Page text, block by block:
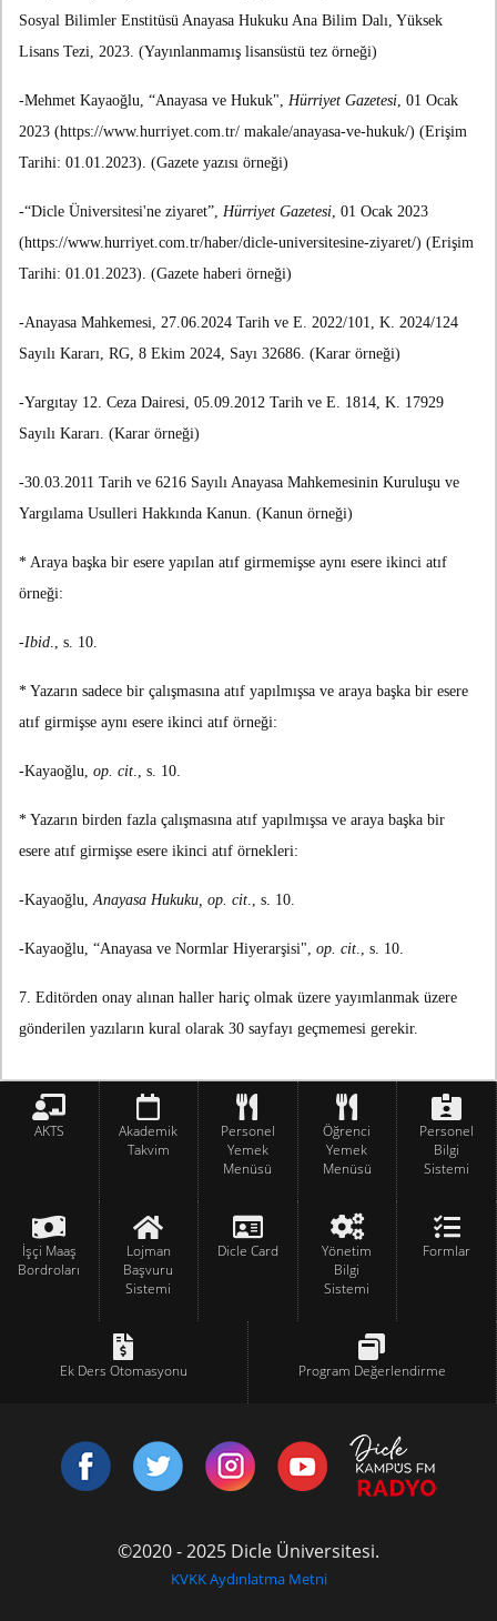
Sosyal Bilimler Enstitüsü Anayasa Hukuku Ana Bilim Dalı, Yüksek
Lisans Tezi, 2023. (Yayınlanmamış lisansüstü tez örneği)
-Mehmet Kayaoğlu, “Anayasa ve Hukuk", Hürriyet Gazetesi, 01 Ocak
2023 (https://www.hurriyet.com.tr/ makale/anayasa-ve-hukuk/) (Erişim
Tarihi: 01.01.2023). (Gazete yazısı örneği)
-“Dicle Üniversitesi'ne ziyaret”, Hürriyet Gazetesi, 01 Ocak 2023
(https://www.hurriyet.com.tr/haber/dicle-universitesine-ziyaret/) (Erişim
Tarihi: 01.01.2023). (Gazete haberi örneği)
-Anayasa Mahkemesi, 27.06.2024 Tarih ve E. 2022/101, K. 2024/124
Sayılı Kararı, RG, 8 Ekim 2024, Sayı 32686. (Karar örneği)
-Yargıtay 12. Ceza Dairesi, 05.09.2012 Tarih ve E. 1814, K. 17929
Sayılı Kararı. (Karar örneği)
-30.03.2011 Tarih ve 6216 Sayılı Anayasa Mahkemesinin Kuruluşu ve
Yargılama Usulleri Hakkında Kanun. (Kanun örneği)
* Araya başka bir esere yapılan atıf girmemişse aynı esere ikinci atıf
örneği:
-Ibid., s. 10.
* Yazarın sadece bir çalışmasına atıf yapılmışsa ve araya başka bir esere
atıf girmişse aynı esere ikinci atıf örneği:
-Kayaoğlu, op. cit., s. 10.
* Yazarın birden fazla çalışmasına atıf yapılmışsa ve araya başka bir
esere atıf girmişse esere ikinci atıf örnekleri:
-Kayaoğlu,Anayasa Hukuku, op. cit., s. 10.
-Kayaoğlu, “Anayasa ve Normlar Hiyerarşisi", op. cit., s. 10.
7. Editörden onay alınan haller hariç olmak üzere yayımlanmak üzere
gönderilen yazıların kural olarak 30 sayfayı geçmemesi gerekir.
AKTS
Akademik
Takvim
Personel
Yemek
Menüsü
Öğrenci
Yemek
Menüsü
Personel
Bilgi
Sistemi
İşçi Maaş
Bordroları
Lojman
Başvuru
Sistemi
Dicle Card
Yönetim
Bilgi
Sistemi
Formlar
Ek Ders Otomasyonu Program Değerlendirme
©2020 - 2025 Dicle Üniversitesi.
KVKK Aydınlatma Metni